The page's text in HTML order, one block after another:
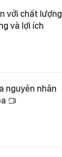
với chất lượng
và lợi ích
nguyên nhân